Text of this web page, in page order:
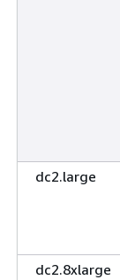
dc2.large
dc2.8xlarge